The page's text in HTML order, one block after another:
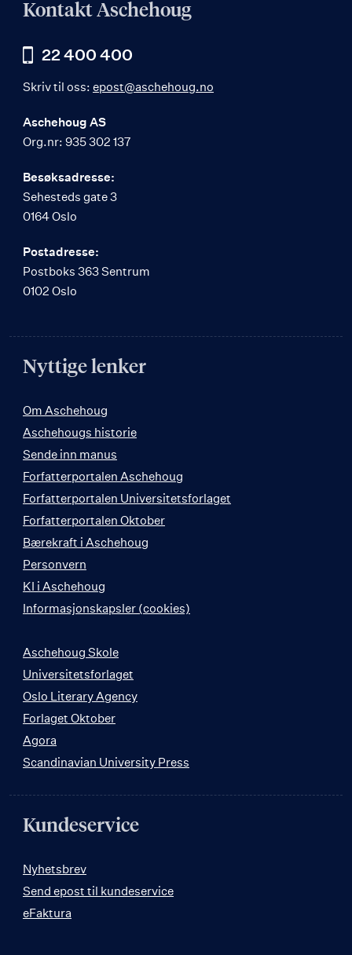
Kontakt Aschehoug
22 400 400
Skriv til oss: epost@aschehoug.no
Aschehoug AS
Org.nr: 935 302 137
Besøksadresse:
Sehesteds gate 3
0164 Oslo
Postadresse:
Postboks 363 Sentrum
0102 Oslo
Nyttige lenker
Om Aschehoug
Aschehougs historie
Sende inn manus
Forfatterportalen Aschehoug
Forfatterportalen Universitetsforlaget
Forfatterportalen Oktober
Bærekraft i Aschehoug
Personvern
KI i Aschehoug
Informasjonskapsler (cookies)
Aschehoug Skole
Universitetsforlaget
Oslo Literary Agency
Forlaget Oktober
Agora
Scandinavian University Press
Kundeservice
Nyhetsbrev
Send epost til kundeservice
eFaktura